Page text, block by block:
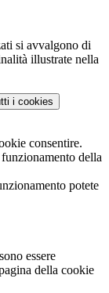
si avvalgono di
illustrate nella
i cookies
consentire.
della
potete
essere
della cookie